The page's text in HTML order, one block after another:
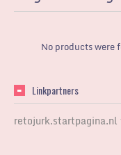
No products were
Linkpartners
retojurk.startpagina.nl